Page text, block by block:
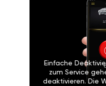
Einfache
zum Service
deaktivieren. Die